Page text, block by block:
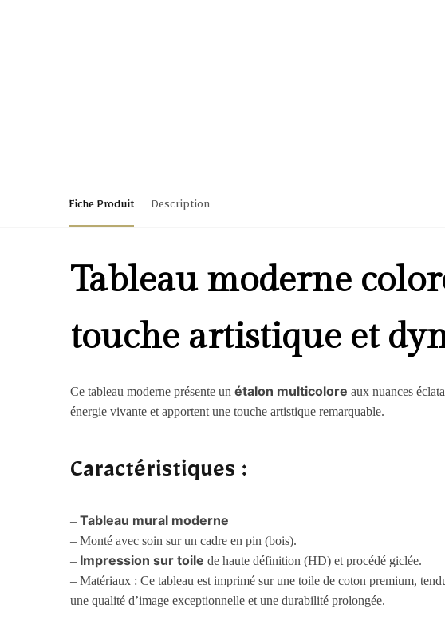
Fiche Produit Description
Tableau moderne
touche artistique et
Ce tableau moderne présente un étalon multicolore aux nuances
énergie vivante et apportent une touche artistique remarquable.
Caractéristiques :
– Tableau mural moderne
– Monté avec soin sur un cadre en pin (bois).
– Impression sur toile de haute définition (HD) et procédé giclée.
– Matériaux : Ce tableau est imprimé sur une toile de coton premium,
une qualité d’image exceptionnelle et une durabilité prolongée.